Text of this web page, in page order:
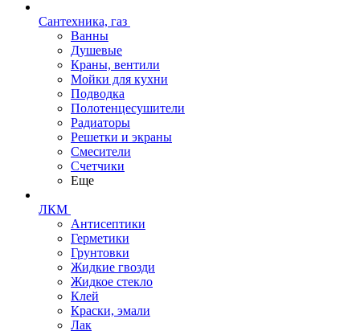
Сантехника, газ
Ванны
Душевые
Краны, вентили
Мойки для кухни
Подводка
Полотенцесушители
Радиаторы
Решетки и экраны
Смесители
Счетчики
Еще
ЛКМ
Антисептики
Герметики
Грунтовки
Жидкие гвозди
Жидкое стекло
Клей
Краски, эмали
Лак